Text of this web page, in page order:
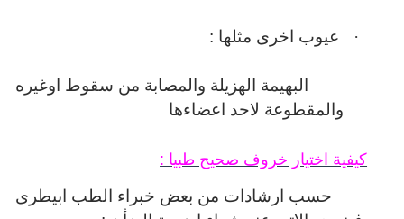
· عيوب اخرى مثلها :
البهيمة الهزيلة والمصابة من سقوط اوغيره
والمقطوعة لاحد اعضاءها
كيفية اختيار خروف صحيح طبيا :
حسب ارشادات من بعض خبراء الطب ابيطرى